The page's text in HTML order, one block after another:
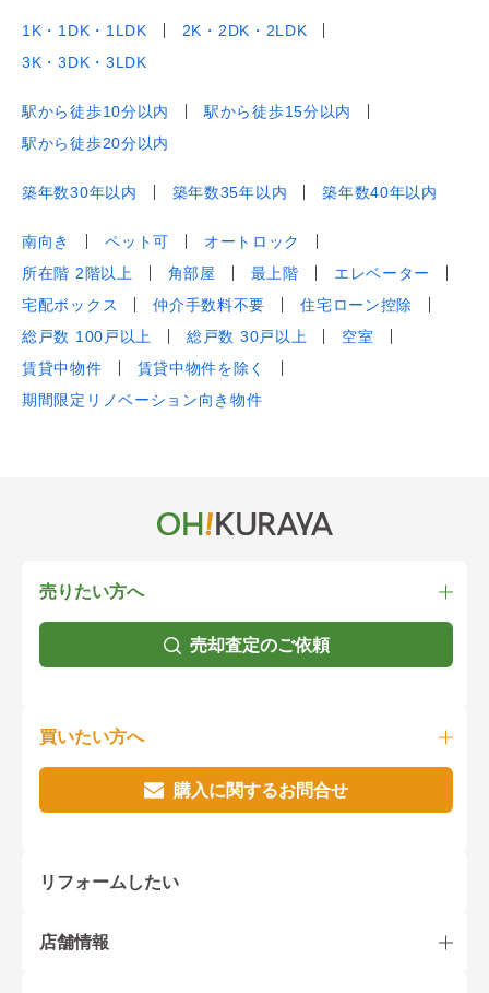
1K・1DK・1LDK
2K・2DK・2LDK
3K・3DK・3LDK
駅から徒歩10分以内
駅から徒歩15分以内
駅から徒歩20分以内
築年数30年以内 築年数35年以内 築年数40年以内
南向き ペット可
オートロック
所在階 2階以上
角部屋 最上階
エレベーター
宅配ボックス
仲介手数料不要
住宅ローン控除
総戸数 100戸以上
総戸数 30戸以上
空室
賃貸中物件
賃貸中物件を除く
期間限定リノベーション向き物件
売りたい方へ
売却査定のご依頼
買いたい方へ
購入に関するお問合せ
リフォームしたい
店舗情報